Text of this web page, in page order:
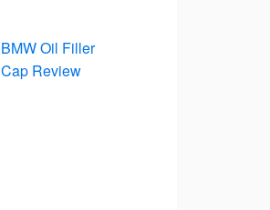
BMW Oil Filler
Cap Review